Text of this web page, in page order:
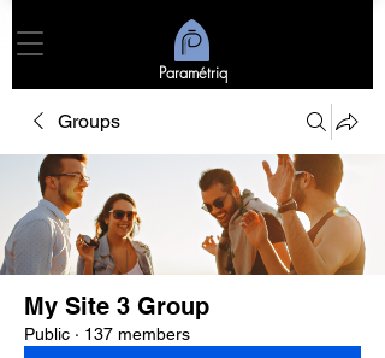
Paramétriq
Groups
My Site 3 Group
Public · 137 members